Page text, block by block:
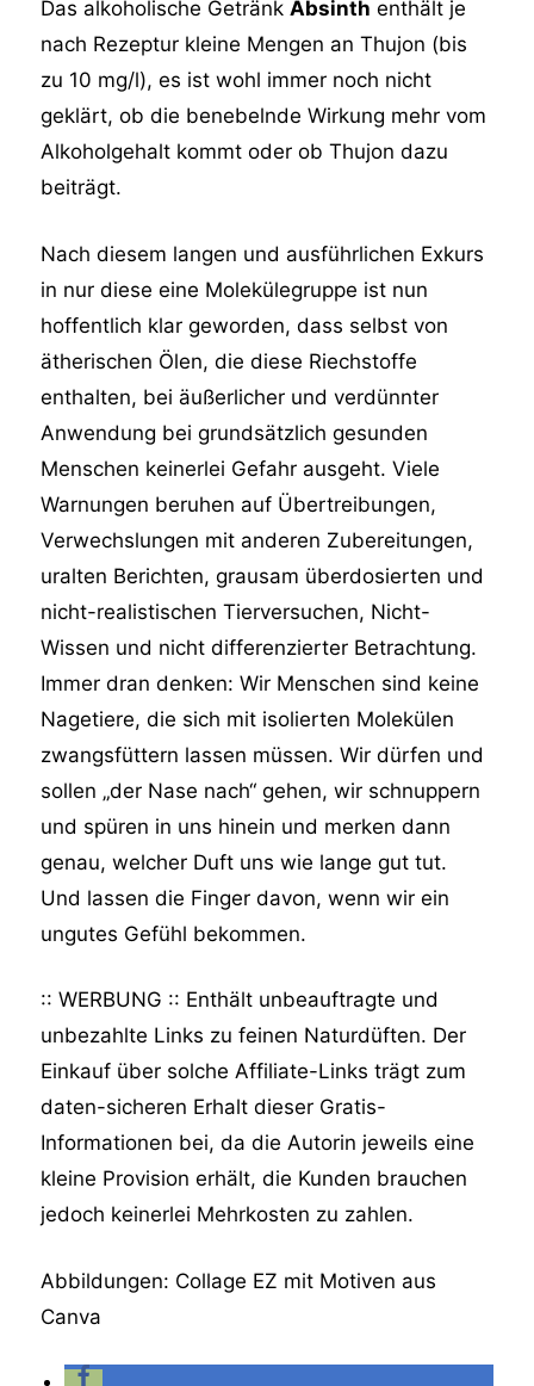
Das alkoholische GetränkAbsinth enthält je
nach Rezeptur kleine Mengen an Thujon (bis
zu 10 mg/l), es ist wohl immer noch nicht
geklärt, ob die benebelnde Wirkung mehr vom
Alkoholgehalt kommt oder ob Thujon dazu
beiträgt.
Nach diesem langen und ausführlichen Exkurs
in nur diese eine Molekülegruppe ist nun
hoffentlich klar geworden, dass selbst von
ätherischen Ölen, die diese Riechstoffe
enthalten, bei äußerlicher und verdünnter
Anwendung bei grundsätzlich gesunden
Menschen keinerlei Gefahr ausgeht. Viele
Warnungen beruhen auf Übertreibungen,
Verwechslungen mit anderen Zubereitungen,
uralten Berichten, grausam überdosierten und
nicht-realistischen Tierversuchen, Nicht-
Wissen und nicht differenzierter Betrachtung.
Immer dran denken: Wir Menschen sind keine
Nagetiere, die sich mit isolierten Molekülen
zwangsfüttern lassen müssen. Wir dürfen und
sollen „der Nase nach“ gehen, wir schnuppern
und spüren in uns hinein und merken dann
genau, welcher Duft uns wie lange gut tut.
Und lassen die Finger davon, wenn wir ein
ungutes Gefühl bekommen.
:: WERBUNG :: Enthält unbeauftragte und
unbezahlte Links zu feinen Naturdüften. Der
Einkauf über solche Affiliate-Links trägt zum
daten-sicheren Erhalt dieser Gratis-
Informationen bei, da die Autorin jeweils eine
kleine Provision erhält, die Kunden brauchen
jedoch keinerlei Mehrkosten zu zahlen.
Abbildungen: Collage EZ mit Motiven aus
Canva